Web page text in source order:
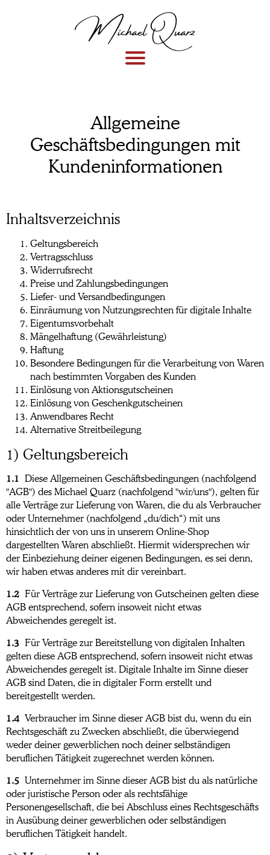
Allgemeine
Geschäftsbedingungen mit
Kundeninformationen
Inhaltsverzeichnis
Geltungsbereich
Vertragsschluss
Widerrufsrecht
Preise und Zahlungsbedingungen
Liefer- und Versandbedingungen
Einräumung von Nutzungsrechten für digitale Inhalte
Eigentumsvorbehalt
Mängelhaftung (Gewährleistung)
Haftung
Besondere Bedingungen für die Verarbeitung von Waren
nach bestimmten Vorgaben des Kunden
Einlösung von Aktionsgutscheinen
Einlösung von Geschenkgutscheinen
Anwendbares Recht
Alternative Streitbeilegung
1) Geltungsbereich
1.1 Diese Allgemeinen Geschäftsbedingungen (nachfolgend
"AGB") des Michael Quarz (nachfolgend "wir/uns"), gelten für
alle Verträge zur Lieferung von Waren, die du als Verbraucher
oder Unternehmer (nachfolgend „du/dich“) mit uns
hinsichtlich der von uns in unserem Online-Shop
dargestellten Waren abschließt. Hiermit widersprechen wir
der Einbeziehung deiner eigenen Bedingungen, es sei denn,
wir haben etwas anderes mit dir vereinbart.
1.2 Für Verträge zur Lieferung von Gutscheinen gelten diese
AGB entsprechend, sofern insoweit nicht etwas
Abweichendes geregelt ist.
1.3 Für Verträge zur Bereitstellung von digitalen Inhalten
gelten diese AGB entsprechend, sofern insoweit nicht etwas
Abweichendes geregelt ist. Digitale Inhalte im Sinne dieser
AGB sind Daten, die in digitaler Form erstellt und
bereitgestellt werden.
1.4 Verbraucher im Sinne dieser AGB bist du, wenn du ein
Rechtsgeschäft zu Zwecken abschließt, die überwiegend
weder deiner gewerblichen noch deiner selbständigen
beruflichen Tätigkeit zugerechnet werden können.
1.5 Unternehmer im Sinne dieser AGB bist du als natürliche
oder juristische Person oder als rechtsfähige
Personengesellschaft, die bei Abschluss eines Rechtsgeschäfts
in Ausübung deiner gewerblichen oder selbständigen
beruflichen Tätigkeit handelt.